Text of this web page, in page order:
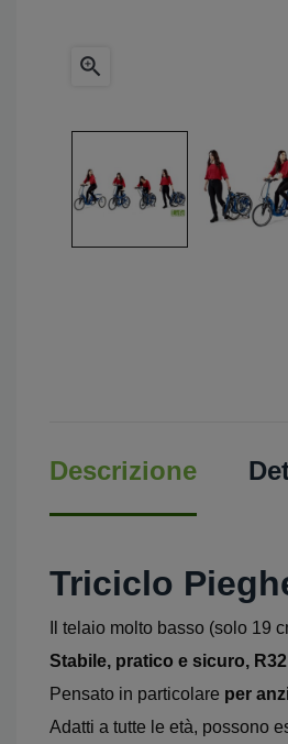

Descrizione
Triciclo
Il telaio molto basso (solo 19
Stabile, pratico e sicuro,
Pensato in particolare per
Adatti a tutte le età, possono